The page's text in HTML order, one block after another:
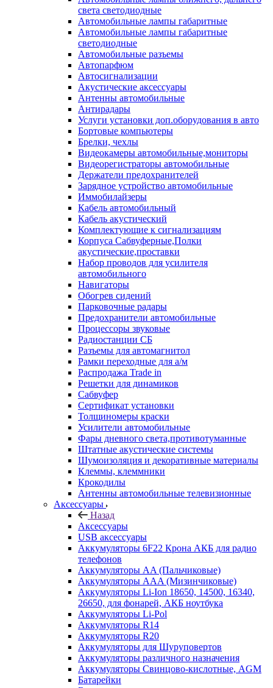
света светодиодные
Автомобильные лампы габаритные
Автомобильные лампы габаритные
светодиодные
Автомобильные разъемы
Автопарфюм
Автосигнализации
Акустические аксессуары
Антенны автомобильные
Антирадары
Услуги установки доп.оборудования в авто
Бортовые компьютеры
Брелки, чехлы
Видеокамеры автомобильные,мониторы
Видеорегистраторы автомобильные
Держатели предохранителей
Зарядное устройство автомобильные
Иммобилайзеры
Кабель автомобильный
Кабель акустический
Комплектующие к сигнализациям
Корпуса Сабвуферные,Полки
акустические,проставки
Набор проводов для усилителя
автомобильного
Навигаторы
Обогрев сидений
Парковочные радары
Предохранители автомобильные
Процессоры звуковые
Радиостанции СБ
Разъемы для автомагнитол
Рамки переходные для а/м
Распродажа Trade in
Решетки для динамиков
Сабвуфер
Сертификат установки
Толщиномеры краски
Усилители автомобильные
Фары дневного света,противотуманные
Штатные акустические системы
Шумоизоляция и декоративные материалы
Клеммы, клеммники
Крокодилы
Антенны автомобильные телевизионные
Аксессуары
Назад
Аксессуары
USB аксессуары
Аккумуляторы 6F22 Крона АКБ для радио
телефонов
Аккумуляторы AA (Пальчиковые)
Аккумуляторы AAA (Мизинчиковые)
Аккумуляторы Li-Ion 18650, 14500, 16340,
26650, для фонарей, АКБ ноутбука
Аккумуляторы Li-Pol
Аккумуляторы R14
Аккумуляторы R20
Аккумуляторы для Шуруповертов
Аккумуляторы различного назначения
Аккумуляторы Свинцово-кислотные, AGM
Батарейки